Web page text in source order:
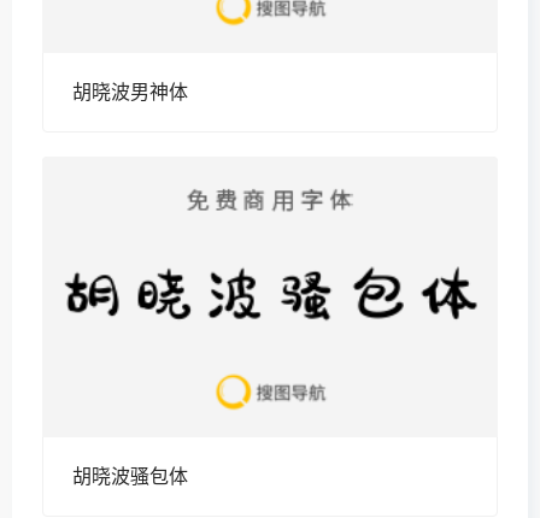
胡晓波男神体
胡晓波骚包体